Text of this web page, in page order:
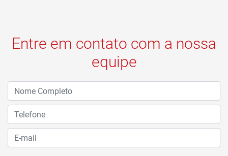
Entre em contato com a nossa
equipe